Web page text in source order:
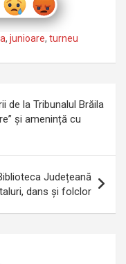
, junioare, turneu
de la Tribunalul Brăila
și amenință cu
Județeană
dans și folclor